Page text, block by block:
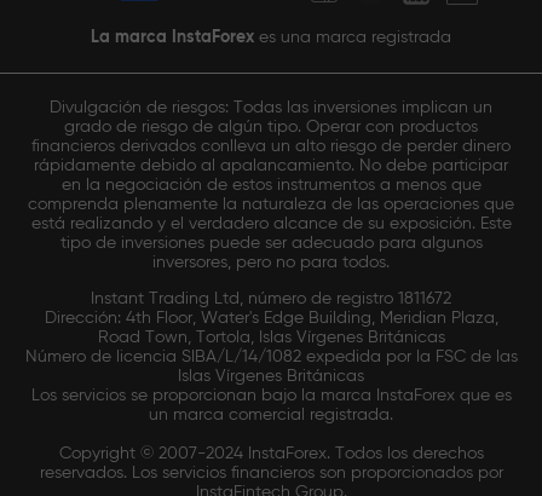
La marca InstaForex es una marca registrada
Divulgación de riesgos: Todas las inversiones implican un
grado de riesgo de algún tipo. Operar con productos
financieros derivados conlleva un alto riesgo de perder dinero
rápidamente debido al apalancamiento. No debe participar
en la negociación de estos instrumentos a menos que
comprenda plenamente la naturaleza de las operaciones que
está realizando y el verdadero alcance de su exposición. Este
tipo de inversiones puede ser adecuado para algunos
inversores, pero no para todos.
Instant Trading Ltd, número de registro 1811672
Dirección: 4th Floor, Water's Edge Building, Meridian Plaza,
Road Town, Tortola, Islas Vírgenes Británicas
Número de licencia SIBA/L/14/1082 expedida por la FSC de las
Islas Vírgenes Británicas
Los servicios se proporcionan bajo la marca InstaForex que es
un marca comercial registrada.
Copyright © 2007-2024 InstaForex. Todos los derechos
reservados. Los servicios financieros son proporcionados por
InstaFintech Group.